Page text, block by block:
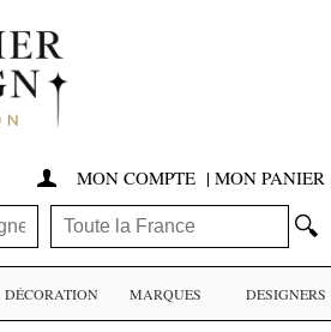
 MON COMPTE | MON PANIER
🔍
DÉCORATION MARQUES DESIGNERS